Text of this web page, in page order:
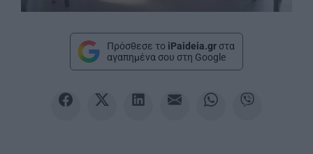
Πρόσθεσε το iPaideia.gr στα
αγαπημένα σου στη Google